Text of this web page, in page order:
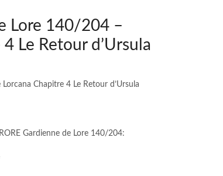
Lore 140/204 –
Le Retour d’Ursula
Chapitre 4 Le Retour d’Ursula
Gardienne de Lore 140/204: